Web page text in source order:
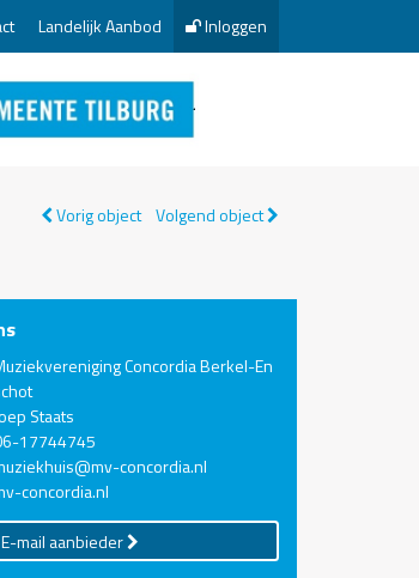
Landelijk Aanbod Inloggen
Vorig object Volgend object
Concordia Berkel-En
Staats
17744745
concordia.nl
concordia.nl
E-mail aanbieder